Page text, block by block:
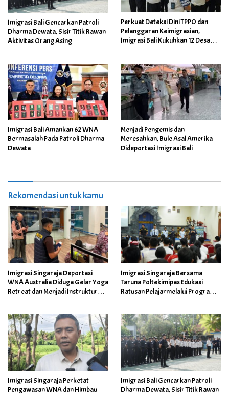
Imigrasi Bali Gencarkan Patroli
Dharma Dewata, Sisir Titik Rawan
Aktivitas Orang Asing
Perkuat Deteksi Dini TPPO dan
Pelanggaran Keimigrasian,
Imigrasi Bali Kukuhkan 12 Desa
Imigrasi Bali Amankan 62 WNA
Bermasalah Pada Patroli Dharma
Dewata
Menjadi Pengemis dan
Meresahkan, Bule Asal Amerika
Dideportasi Imigrasi Bali
Rekomendasi untuk kamu
Imigrasi Singaraja Deportasi
WNA Australia Diduga Gelar Yoga
Retreat dan Menjadi Instruktur
Imigrasi Singaraja Bersama
Taruna Poltekimipas Edukasi
Ratusan Pelajarmelalui Program
Imigrasi Singaraja Perketat
Pengawasan WNA dan Himbau
Imigrasi Bali Gencarkan Patroli
Dharma Dewata, Sisir Titik Rawan